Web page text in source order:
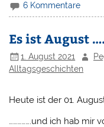
6 Kommentare
Es ist August
1. August 2021
Alltagsgeschichten
Heute ist der 01.
…………….und ich hab mir